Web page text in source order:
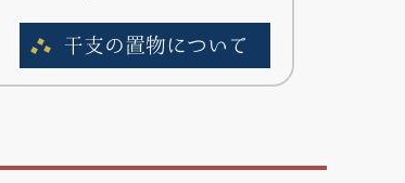
干支の置物について